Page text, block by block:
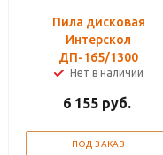
Пила дисковая
Интерскол
ДП-165/1300
Нет в наличии
6 155руб.
ПОД ЗАКАЗ